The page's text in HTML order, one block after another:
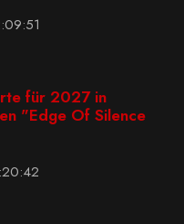
für 2027 in
"Edge Of Silence